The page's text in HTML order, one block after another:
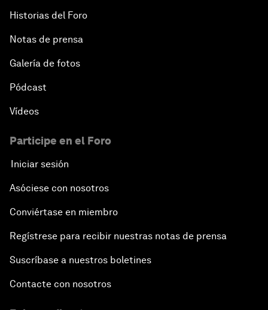
Historias del Foro
Notas de prensa
Galería de fotos
Pódcast
Vídeos
Participe en el Foro
Iniciar sesión
Asóciese con nosotros
Conviértase en miembro
Regístrese para recibir nuestras notas de prensa
Suscríbase a nuestros boletines
Contacte con nosotros